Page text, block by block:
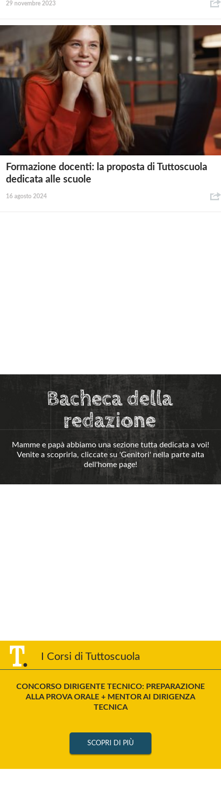
29 novembre 2023
Formazione docenti: la proposta di Tuttoscuola
dedicata alle scuole
16 agosto 2024
Mamme e papà abbiamo una sezione tutta dedicata a voi!
Venite a scoprirla, cliccate su 'Genitori' nella parte alta
dell'home page!
I Corsi di Tuttoscuola
CONCORSO DIRIGENTE TECNICO: PREPARAZIONE
ALLA PROVA ORALE + MENTOR AI DIRIGENZA
TECNICA
SCOPRI DI PIÙ